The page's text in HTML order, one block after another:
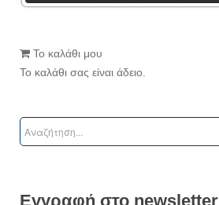
Το καλάθι μου
Το καλάθι σας είναι άδειο.
Εγγραφή στο newsletter